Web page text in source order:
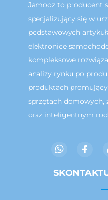
Jamooz to producent
specjalizujący się w
podstawowych
elektronice
kompleksowe
analizy rynku po
produktach
sprzętach domowych,
oraz inteligentnym